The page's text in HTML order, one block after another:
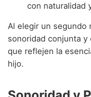
con naturalidad
Al elegir un segundo
sonoridad conjunta
que reflejen la
hijo.